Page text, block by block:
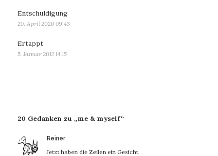
Entschuldigung
20. April 2020 09:43
Ertappt
5. Januar 2012 14:15
20 Gedanken zu „me & myself“
Reinersagt:
Jetzt haben die Zeilen ein Gesicht.